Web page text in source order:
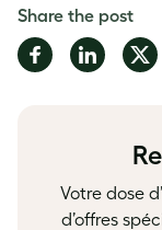
Share the post
Share
on
Share
on
Share
on
Votre dose
d’offres